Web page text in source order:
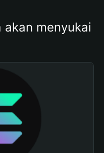
akan menyukai